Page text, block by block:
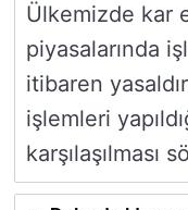
Ülkemizde kar
piyasalarında
itibaren
işlemleri
karşılaşılması